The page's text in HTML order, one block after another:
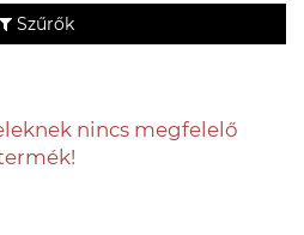
Szűrők
nincs megfelelő